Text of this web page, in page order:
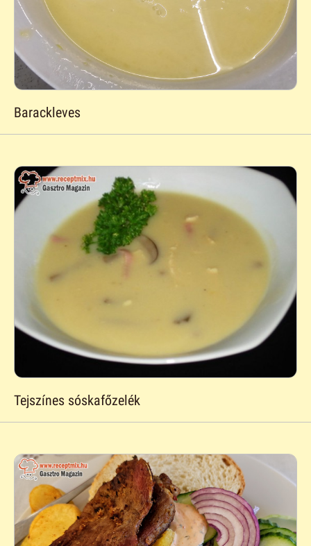
Barackleves
Tejszínes sóskafőzelék